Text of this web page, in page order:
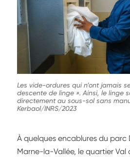
Les vide-ordures qui n’ont jamais
descente de linge ». Ainsi, le linge
directement au sous-sol sans
Kerbaol/INRS/2023
À quelques encablures du parc
Marne-la-Vallée, le quartier Val